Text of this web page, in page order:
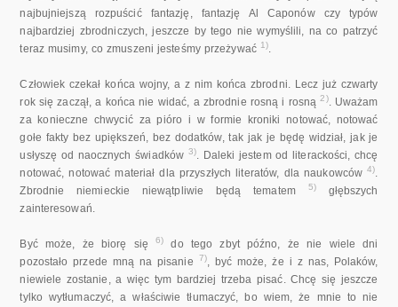
najbujniejszą rozpuścić fantazję, fantazję Al Caponów czy typów
najbardziej zbrodniczych, jeszcze by tego nie wymyślili, na co patrzyć
teraz musimy, co zmuszeni jesteśmy przeżywać 1).
Człowiek czekał końca wojny, a z nim końca zbrodni. Lecz już czwarty
rok się zaczął, a końca nie widać, a zbrodnie rosną i rosną2). Uważam
za konieczne chwycić za pióro i w formie kroniki notować, notować
gołe fakty bez upiększeń, bez dodatków, tak jak je będę widział, jak je
usłyszę od naocznych świadków 3). Daleki jestem od literackości, chcę
notować, notować materiał dla przyszłych literatów, dla naukowców4).
Zbrodnie niemieckie niewątpliwie będą tematem
5)głębszych
zainteresowań.
Być może, że biorę się6)
do tego zbyt późno, że nie wiele dni
pozostało przede mną na pisanie
7), być może, że i z nas, Polaków,
niewiele zostanie, a więc tym bardziej trzeba pisać. Chcę się jeszcze
tylko wytłumaczyć, a właściwie tłumaczyć, bo wiem, że mnie to nie